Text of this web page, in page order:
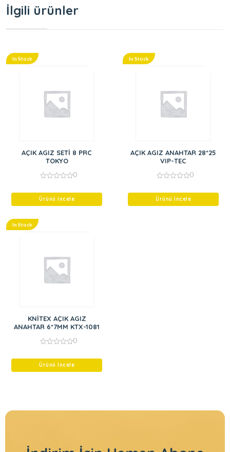
İlgili ürünler
In Stock
AÇIK AGIZ SETİ 8 PRC
TOKYO
of
0
Ürünü İncele
In Stock
AÇIK AGIZ ANAHTAR 28*25
VIP-TEC
of
0
Ürünü İncele
In Stock
KNİTEX AÇIK AGIZ
ANAHTAR 6*7MM KTX-1081
of
0
Ürünü İncele